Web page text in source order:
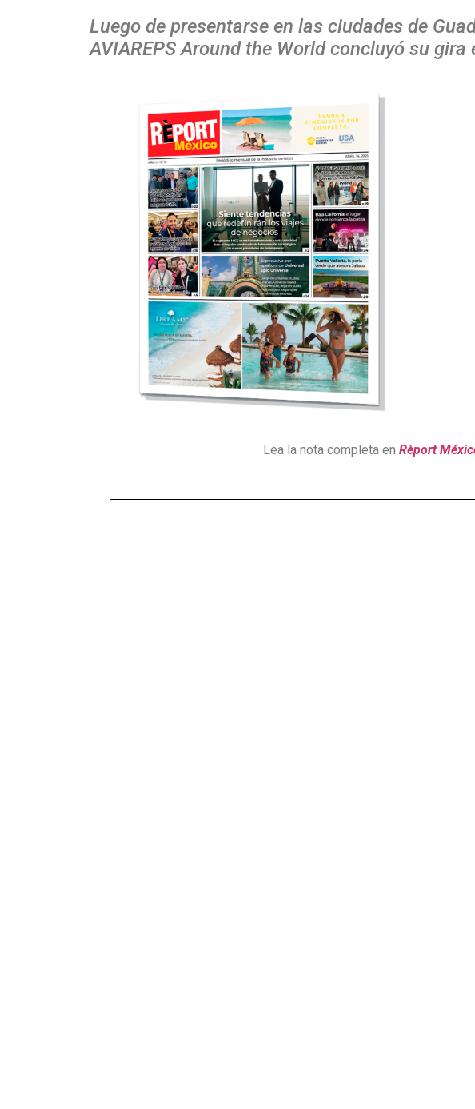
Luego de presentarse en las ciudades de
AVIAREPS Around the World concluyó su gira
Lea la nota completa enRèport